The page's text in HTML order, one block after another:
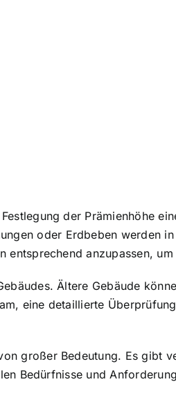
der Prämienhöhe
oder Erdbeben werden
anzupassen,
Ältere Gebäude
eine detaillierte
großer Bedeutung. Es gibt
Bedürfnisse und